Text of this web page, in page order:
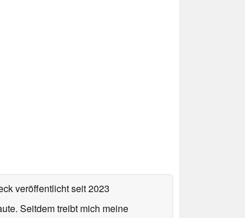
veröffentlichtseit 2023
Seitdem treibt mich meine